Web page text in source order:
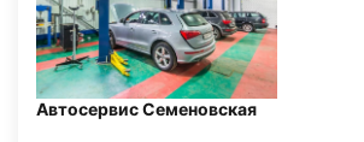
Автосервис Семеновская